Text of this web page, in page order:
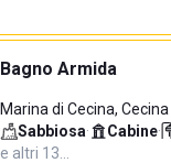
Bagno Armida
Marina di Cecina, Cecina
Sabbiosa· Cabine·
e altri 13…